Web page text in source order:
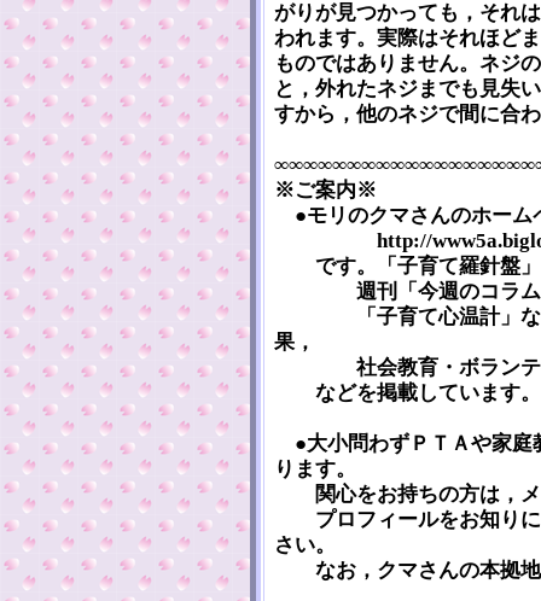
がりが見つかっても，それ
われます。実際はそれほど
ものではありません。ネジ
と，外れたネジまでも見失
すから，他のネジで間に合
※ご案内※
●モリのクマさんのホー
http://
です。「子育て羅針盤」
週刊「今週のコラム」
「子育て心温計」など
果，
社会教育・ボランティ
などを掲載しています。
●大小問わずＰＴＡや家庭
ります。
関心をお持ちの方は，メ
プロフィールをお知りに
さい。
なお，クマさんの本拠地